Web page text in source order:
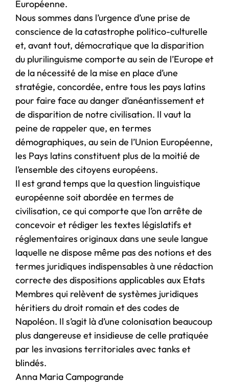
Européenne.
Nous sommes dans l’urgence d’une prise de
conscience de la catastrophe politico-culturelle
et, avant tout, démocratique que la disparition
du plurilinguisme comporte au sein de l’Europe et
de la nécessité de la mise en place d’une
stratégie, concordée, entre tous les pays latins
pour faire face au danger d’anéantissement et
de disparition de notre civilisation. Il vaut la
peine de rappeler que, en termes
démographiques, au sein de l’Union Européenne,
les Pays latins constituent plus de la moitié de
l’ensemble des citoyens européens.
Il est grand temps que la question linguistique
européenne soit abordée en termes de
civilisation, ce qui comporte que l’on arrête de
concevoir et rédiger les textes législatifs et
réglementaires originaux dans une seule langue
laquelle ne dispose même pas des notions et des
termes juridiques indispensables à une rédaction
correcte des dispositions applicables aux Etats
Membres qui relèvent de systèmes juridiques
héritiers du droit romain et des codes de
Napoléon. Il s’agit là d’une colonisation beaucoup
plus dangereuse et insidieuse de celle pratiquée
par les invasions territoriales avec tanks et
blindés.
Anna Maria Campogrande